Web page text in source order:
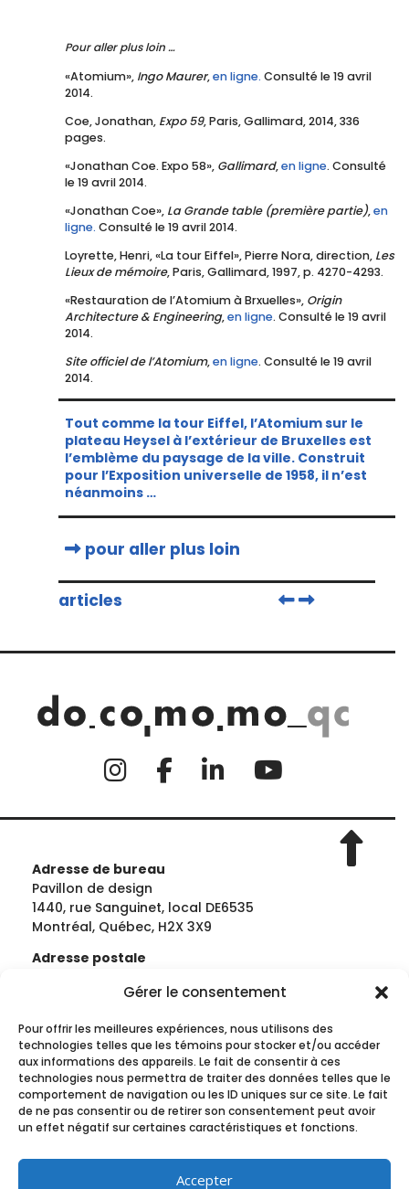
Gérer le consentement
Pour offrir les meilleures expériences, nous utilisons des
technologies telles que les témoins pour stocker et/ou accéder
aux informations des appareils. Le fait de consentir à ces
technologies nous permettra de traiter des données telles que le
comportement de navigation ou les ID uniques sur ce site. Le fait
de ne pas consentir ou de retirer son consentement peut avoir
un effet négatif sur certaines caractéristiques et fonctions.
Accepter
Pour aller plus loin …
«Atomium», Ingo Maurer,en ligne. Consulté le 19 avril
2014.
Coe, Jonathan, Expo 59, Paris, Gallimard, 2014, 336
pages.
«Jonathan Coe. Expo 58», Gallimard,en ligne. Consulté
le 19 avril 2014.
«Jonathan Coe», La Grande table (première partie),en
ligne. Consulté le 19 avril 2014.
Loyrette, Henri, «La tour Eiffel», Pierre Nora, direction, Les
Lieux de mémoire, Paris, Gallimard, 1997, p. 4270-4293.
«Restauration de l’Atomium à Brxuelles», Origin
Architecture & Engineering,en ligne. Consulté le 19 avril
2014.
Site officiel de l’Atomium,en ligne. Consulté le 19 avril
2014.
Tout comme la tour Eiffel, l’Atomium sur le
plateau Heysel à l’extérieur de Bruxelles est
l’emblème du paysage de la ville. Construit
pour l’Exposition universelle de 1958, il n’est
néanmoins …
pour aller plus loin
articles
Adresse de bureau
Pavillon de design
1440, rue Sanguinet, local DE6535
Montréal, Québec, H2X 3X9
Adresse postale
MontréalCase postale 8888, succursale
Montréal, Québec, H3C 3P8
Téléphone : 514-987-3000 (poste 3866)
Télécopieur : 514-987-7717
Informations générales et secrétariat